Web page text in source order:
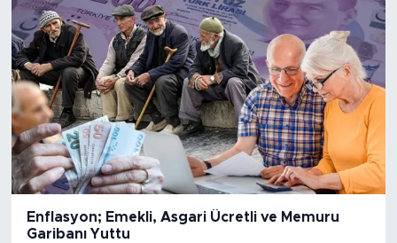
Enflasyon; Emekli, Asgari Ücretli ve Memuru
Garibanı Yuttu